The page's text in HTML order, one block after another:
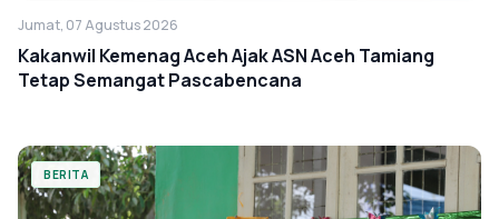
Jumat, 07 Agustus 2026
Kakanwil Kemenag Aceh Ajak ASN Aceh Tamiang
Tetap Semangat Pascabencana
BERITA